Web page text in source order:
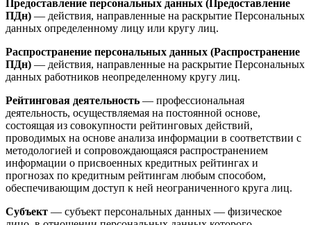
Предоставление персональных данных (Предоставление
ПДн) — действия, направленные на раскрытие Персональных
данных определенному лицу или кругу лиц.
Распространение персональных данных (Распространение
ПДн) — действия, направленные на раскрытие Персональных
данных работников неопределенному кругу лиц.
Рейтинговая деятельность — профессиональная
деятельность, осуществляемая на постоянной основе,
состоящая из совокупности рейтинговых действий,
проводимых на основе анализа информации в соответствии с
методологией и сопровождающаяся распространением
информации о присвоенных кредитных рейтингах и
прогнозах по кредитным рейтингам любым способом,
обеспечивающим доступ к ней неограниченного круга лиц.
Субъект — субъект персональных данных — физическое